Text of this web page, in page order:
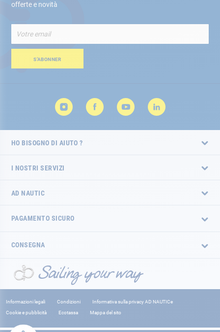
offerte e novità
alla
nostra
Newsletter:S’ABONNER
HO BISOGNO DI AIUTO ?
I NOSTRI SERVIZI
AD NAUTIC
PAGAMENTO SICURO
CONSEGNA
Informazioni legali Condizioni
Informativa sulla privacy AD NAUTICe
Cookie e pubblicità
Ecotassa Mappa del sito